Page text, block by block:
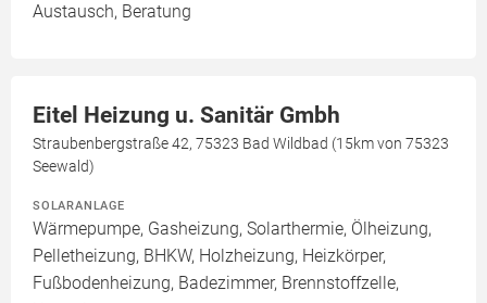
Austausch, Beratung
Eitel Heizung u. Sanitär Gmbh
Straubenbergstraße 42, 75323 Bad Wildbad (15km von 75323
Seewald)
SOLARANLAGE
Wärmepumpe, Gasheizung, Solarthermie, Ölheizung,
Pelletheizung, BHKW, Holzheizung, Heizkörper,
Fußbodenheizung, Badezimmer, Brennstoffzelle,